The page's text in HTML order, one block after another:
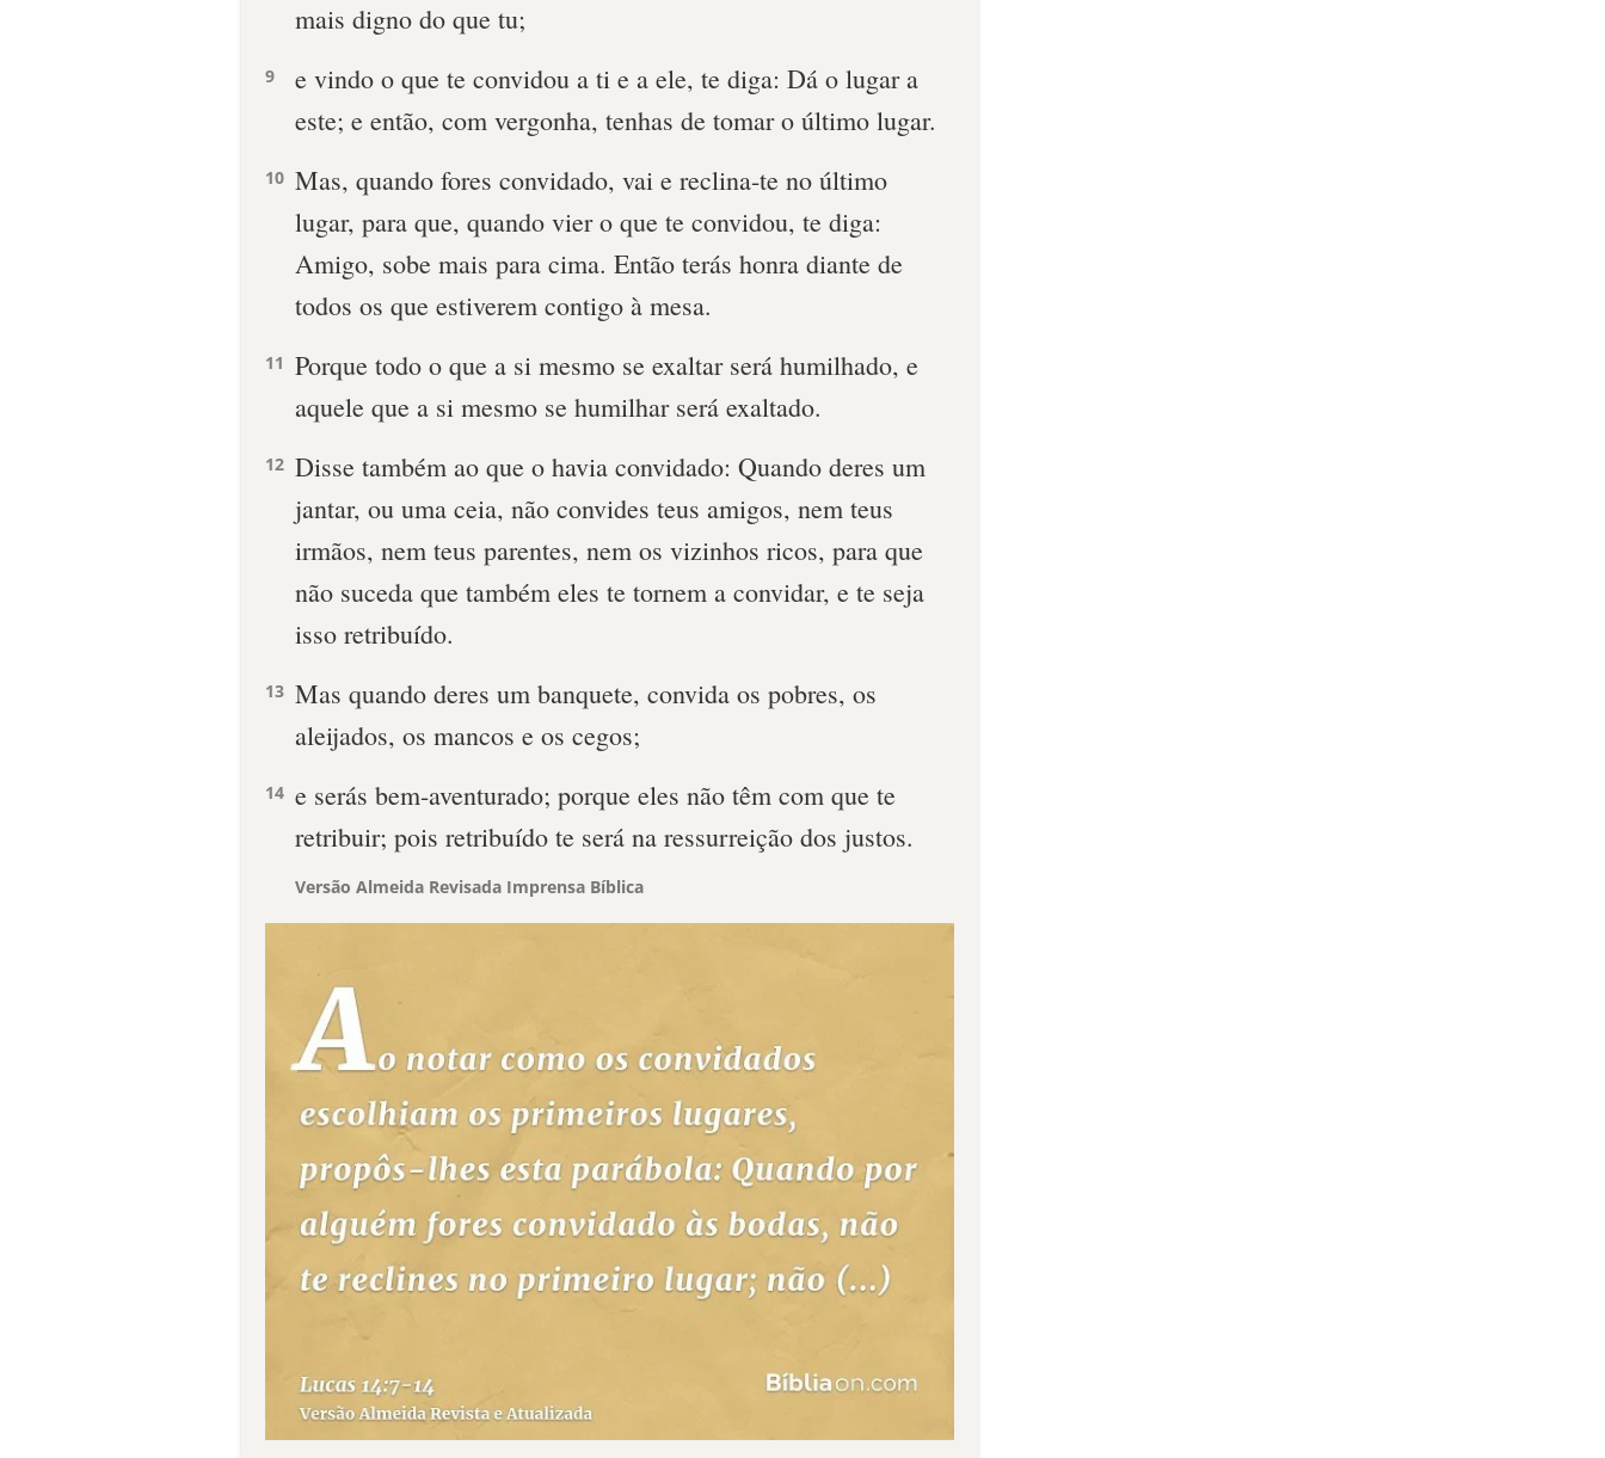
mais digno do que tu;
9
e vindo o que te convidou a ti e a ele, te diga: Dá o lugar a
este; e então, com vergonha, tenhas de tomar o último lugar.
10 Mas, quando fores convidado, vai e reclina-te no último
lugar, para que, quando vier o que te convidou, te diga:
Amigo, sobe mais para cima. Então terás honra diante de
todos os que estiverem contigo à mesa.
11 Porque todo o que a si mesmo se exaltar será humilhado, e
aquele que a si mesmo se humilhar será exaltado.
12 Disse também ao que o havia convidado: Quando deres um
jantar, ou uma ceia, não convides teus amigos, nem teus
irmãos, nem teus parentes, nem os vizinhos ricos, para que
não suceda que também eles te tornem a convidar, e te seja
isso retribuído.
13 Mas quando deres um banquete, convida os pobres, os
aleijados, os mancos e os cegos;
14 e serás bem-aventurado; porque eles não têm com que te
retribuir; pois retribuído te será na ressurreição dos justos.
Versão Almeida Revisada Imprensa Bíblica